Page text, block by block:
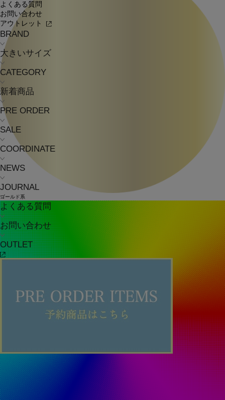
よくある質問
お問い合わせ
アウトレット
BRAND
大きいサイズ
CATEGORY
新着商品
PRE ORDER
SALE
COORDINATE
NEWS
JOURNAL
よくある質問
お問い合わせ
OUTLET
ゴールド系